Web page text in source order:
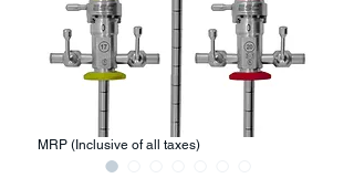
MRP (Inclusive of all taxes)